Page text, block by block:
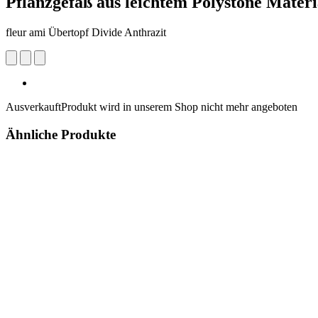
fleur ami Übertopf Divide Anthrazit
AusverkauftProdukt wird in unserem Shop nicht mehr angeboten
Ähnliche Produkte